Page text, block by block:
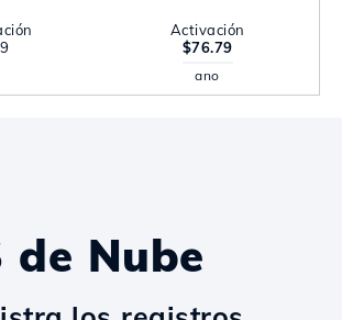
Activación
$76.79
ano
de Nube